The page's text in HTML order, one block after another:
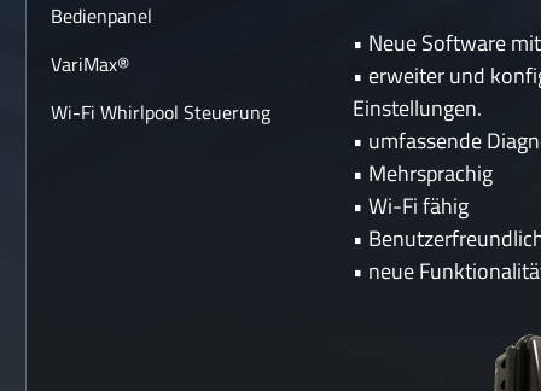
Bedienpanel
VariMax®
Wi-Fi Whirlpool Steuerung
• Neue Software
• erweiter und
Einstellungen.
• umfassende
• Mehrsprachig
• Wi-Fi fähig
•
• neue